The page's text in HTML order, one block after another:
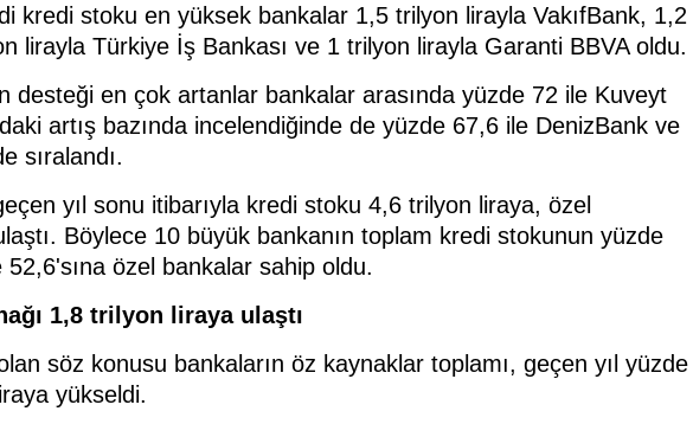
kredi stoku en yüksek bankalar 1,5 trilyon lirayla VakıfBank, 1,2
lirayla Türkiye İş Bankası ve 1 trilyon lirayla Garanti BBVA oldu.
desteği en çok artanlar bankalar arasında yüzde 72 ile Kuveyt
artış bazında incelendiğinde de yüzde 67,6 ile DenizBank ve
sıralandı.
yıl sonu itibarıyla kredi stoku 4,6 trilyon liraya, özel
Böylece 10 büyük bankanın toplam kredi stokunun yüzde
özel bankalar sahip oldu.
1,8 trilyon liraya ulaştı
söz konusu bankaların öz kaynaklar toplamı, geçen yıl yüzde
yükseldi.